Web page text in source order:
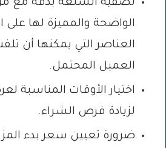
تصفية السلعة بدقة مع
الواضحة والمميزة لها
العناصر التي يمكنها أن
العميل المحتمل.
اختيار الأوقات المناسبة
لزيادة فرص الشراء.